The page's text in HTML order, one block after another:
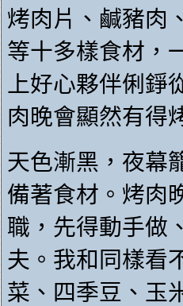
烤肉片、鹹豬肉
等十多樣食材，
上好心夥伴俐錚
肉晚會顯然有得
天色漸黑，夜幕
備著食材。烤肉
職，先得動手做
夫。我和同樣看
菜、四季豆、玉